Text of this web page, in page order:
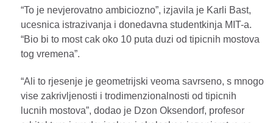
“To je nevjerovatno ambiciozno”, izjavila je Karli Bast,
ucesnica istrazivanja i donedavna studentkinja MIT-a.
“Bio bi to most cak oko 10 puta duzi od tipicnih mostova
tog vremena”.
“Ali to rjesenje je geometrijski veoma savrseno, s mnogo
vise zakrivljenosti i trodimenzionalnosti od tipicnih
lucnih mostova”, dodao je Dzon Oksendorf, profesor